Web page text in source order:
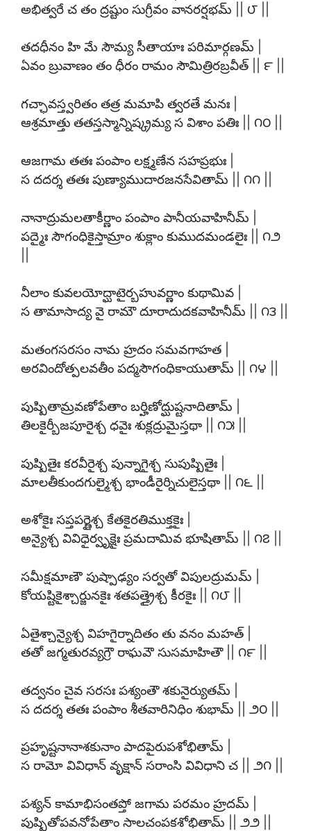
అభిత్వరే చ తం ద్రష్టుం సుగ్రీవం వానరర్షభమ్ || ౮ ||
తదధీనం హి మే సౌమ్య సీతాయాః పరిమార్గణమ్ |
ఏవం బ్రువాణం తం ధీరం రామం సౌమిత్రిరబ్రవీత్ || ౯ ||
గచ్ఛావస్త్వరితం తత్ర మమాపి త్వరతే మనః |
ఆశ్రమాత్తు తతస్తస్మాన్నిష్క్రమ్య స విశాం పతిః || ౧౦ ||
ఆజగామ తతః పంపాం లక్ష్మణేన సహప్రభుః |
స దదర్శ తతః పుణ్యాముదారజనసేవితామ్ || ౧౧ ||
నానాద్రుమలతాకీర్ణాం పంపాం పానీయవాహినీమ్ |
పద్మైః సౌగంధికైస్తామ్రాం శుక్లాం కుముదమండలైః || ౧౨
నీలాం కువలయోద్ఘాటైర్బహువర్ణాం కుథామివ |
స తామాసాద్య వై రామౌ దూరాదుదకవాహినీమ్ || ౧౩ ||
మతంగసరసం నామ హ్రదం సమవగాహత |
అరవిందోత్పలవతీం పద్మసౌగంధికాయుతామ్ || ౧౪ ||
పుష్పితామ్రవణోపేతాం బర్హిణోద్ఘుష్టనాదితామ్ |
తిలకైర్బీజపూరైశ్చ ధవైః శుక్లద్రుమైస్తథా || ౧౫ ||
పుష్పితైః కరవీరైశ్చ పున్నాగైశ్చ సుపుష్పితైః |
మాలతీకుందగుల్మైశ్చ భాండీరైర్నిచులైస్తథా || ౧౬ ||
అశోకైః సప్తపర్ణైశ్చ కేతకైరతిముక్తకైః |
అన్యైశ్చ వివిధైర్వృక్షైః ప్రమదామివ భూషితామ్ || ౧౭ ||
సమీక్షమాణౌ పుష్పాఢ్యం సర్వతో విపులద్రుమమ్ |
కోయష్టికైశ్చార్జునకైః శతపత్త్రైశ్చ కీరకైః || ౧౮ ||
ఏతైశ్చాన్యైశ్చ విహగైర్నాదితం తు వనం మహత్ |
తతో జగ్మతురవ్యగ్రౌ రాఘవౌ సుసమాహితౌ || ౧౯ ||
తద్వనం చైవ సరసః పశ్యంతౌ శకునైర్యుతమ్ |
స దదర్శ తతః పంపాం శీతవారినిధిం శుభామ్ || ౨౦ ||
ప్రహృష్టనానాశకునాం పాదపైరుపశోభితామ్ |
స రామో వివిధాన్ వృక్షాన్ సరాంసి వివిధాని చ || ౨౧ ||
పశ్యన్ కామాభిసంతప్తో జగామ పరమం హ్రదమ్ |
పుష్పితోపవనోపేతాం సాలచంపకశోభితామ్ || ౨౨ ||